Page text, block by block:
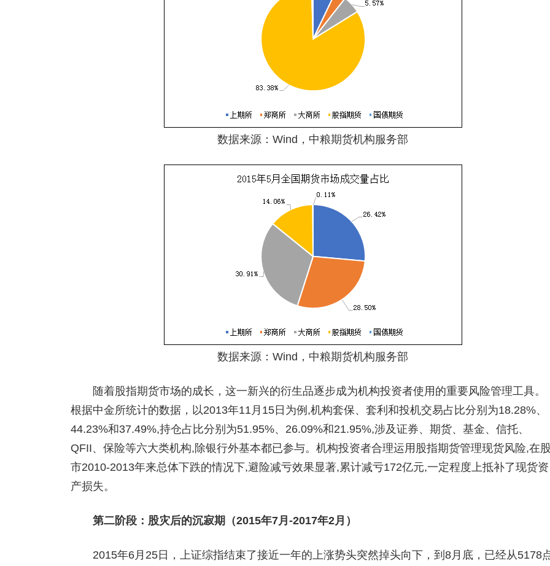
数据来源：Wind，中粮期货机构服务部
数据来源：Wind，中粮期货机构服务部
随着股指期货市场的成长，这一新兴的衍生品逐步成为机构投资者使用的重要风险管理工具。
根据中金所统计的数据，以2013年11月15日为例,机构套保、套利和投机交易占比分别为18.28%、
44.23%和37.49%,持仓占比分别为51.95%、26.09%和21.95%,涉及证券、期货、基金、信托、
QFII、保险等六大类机构,除银行外基本都已参与。机构投资者合理运用股指期货管理现货风险,在股
市2010-2013年来总体下跌的情况下,避险减亏效果显著,累计减亏172亿元,一定程度上抵补了现货资
产损失。
第二阶段：股灾后的沉寂期（2015年7月-2017年2月）
2015年6月25日，上证综指结束了接近一年的上涨势头突然掉头向下，到8月底，已经从5178